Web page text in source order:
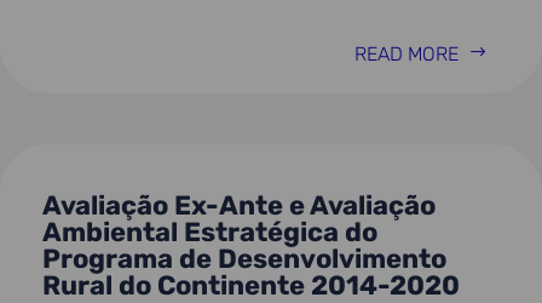
READ MORE
Avaliação Ex-Ante e Avaliação
Ambiental Estratégica do
Programa de Desenvolvimento
Rural do Continente 2014-2020